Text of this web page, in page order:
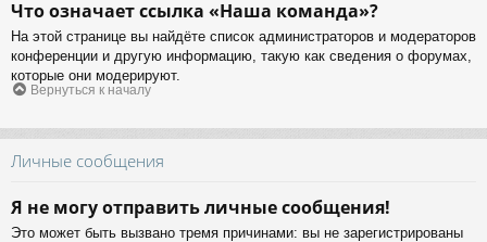
Что означает ссылка «Наша команда»?
На этой странице вы найдёте список администраторов и модераторов
конференции и другую информацию, такую как сведения о форумах,
которые они модерируют.
Вернуться к началу
Личные сообщения
Я не могу отправить личные сообщения!
Это может быть вызвано тремя причинами: вы не зарегистрированы